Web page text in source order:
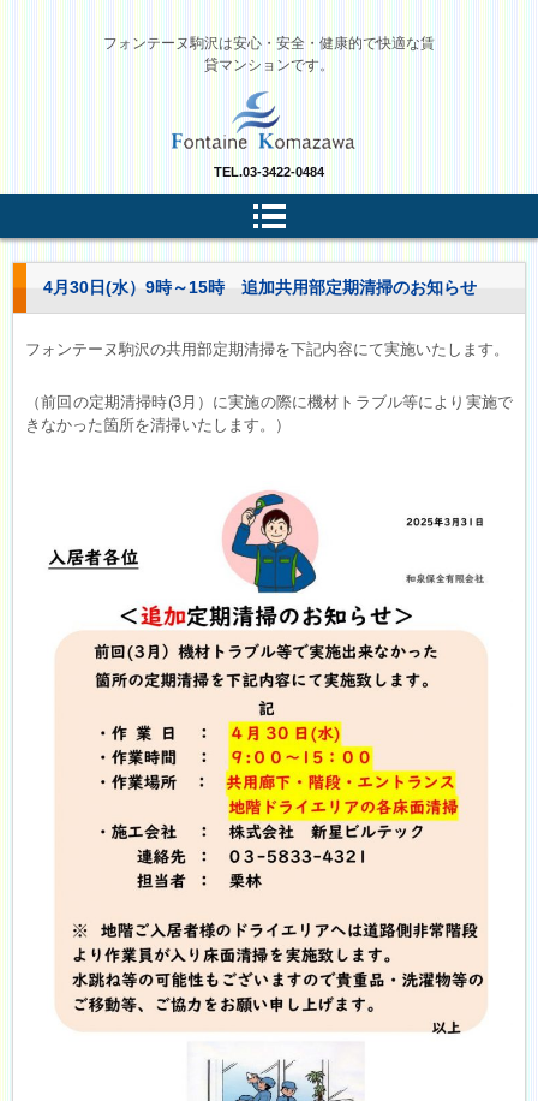
フォンテーヌ駒沢は安心・安全・健康的で快適な賃
貸マンションです。
TEL.03-3422-0484
4月30日(水）9時～15時 追加共用部定期清掃のお知らせ
フォンテーヌ駒沢の共用部定期清掃を下記内容にて実施いたします。
（前回の定期清掃時(3月）に実施の際に機材トラブル等により実施で
きなかった箇所を清掃いたします。）